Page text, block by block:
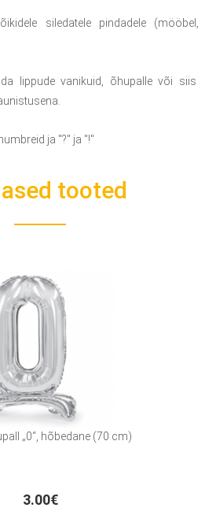
siledatele pindadele (mööbel,
lippude vanikuid, õhupalle või siis
ja "?" ja "!"
tooted
„0“, hõbedane (70 cm)
3.00€